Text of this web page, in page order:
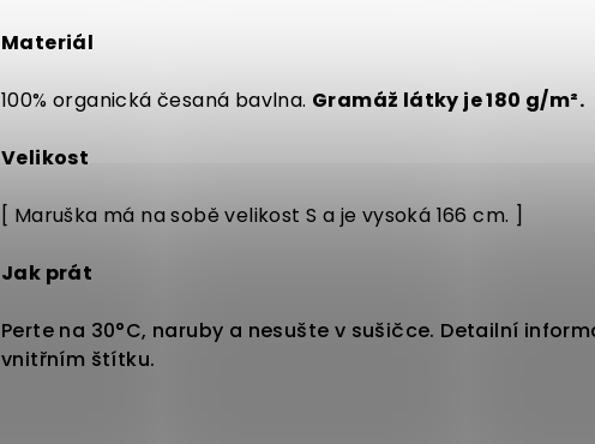
Materiál
100% organická česaná bavlna. Gramáž látky je 180 g/m².
Velikost
[ Maruška má na sobě velikost S a je vysoká 166 cm. ]
Jak prát
Perte na 30°C, naruby a nesušte v sušičce. Detailní
vnitřním štítku.